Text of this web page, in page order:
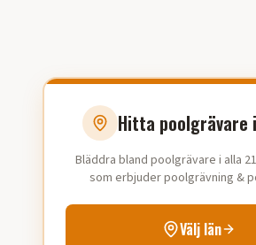
Hitta poolgrävare
Bläddra bland poolgrävare i alla
som erbjuder poolgrävning &
Välj län